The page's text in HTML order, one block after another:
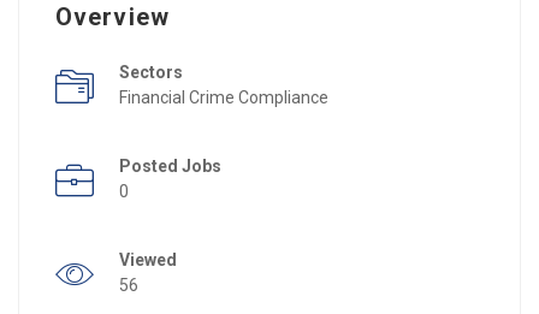
Overview
Sectors
Financial Crime Compliance
Posted Jobs
0
Viewed
56